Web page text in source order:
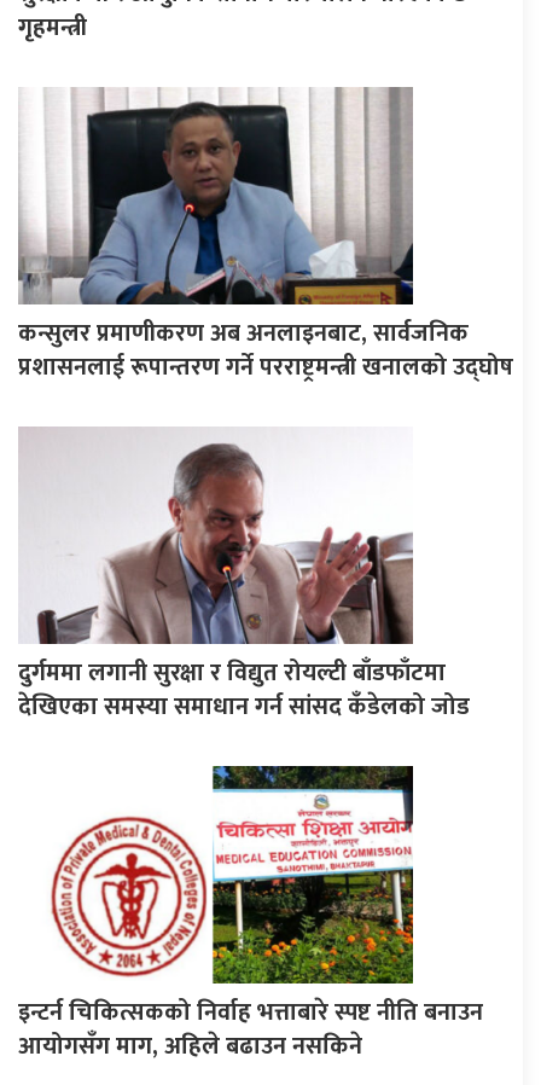
गृहमन्त्री
कन्सुलर प्रमाणीकरण अब अनलाइनबाट, सार्वजनिक
प्रशासनलाई रूपान्तरण गर्ने परराष्ट्रमन्त्री खनालको उद्घोष
दुर्गममा लगानी सुरक्षा र विद्युत रोयल्टी बाँडफाँटमा
देखिएका समस्या समाधान गर्न सांसद कँडेलको जोड
इन्टर्न चिकित्सकको निर्वाह भत्ताबारे स्पष्ट नीति बनाउन
आयोगसँग माग, अहिले बढाउन नसकिने